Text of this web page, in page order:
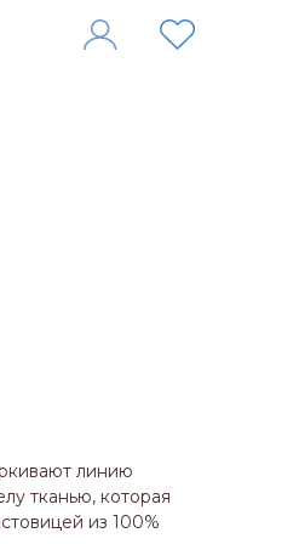
линию
тканью, которая
из 100%